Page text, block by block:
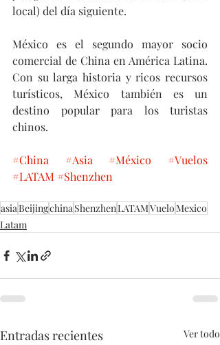
local) del día siguiente.
México es el segundo mayor socio
comercial de China en América Latina.
Con su larga historia y ricos recursos
turísticos, México también es un
destino popular para los turistas
chinos.
#China #Asia #México
#Vuelos
#LATAM #Shenzhen
asiaBeijingchinaShenzhenLATAMVueloMexico
Latam
Entradas recientes Ver todo